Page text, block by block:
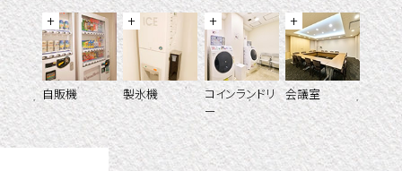
自販機 製氷機
コインランドリ
ー
会議室